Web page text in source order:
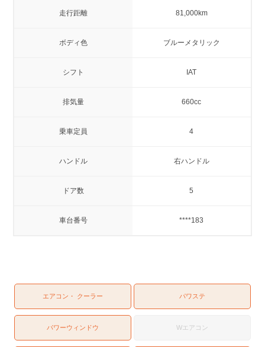
走行距離 81,000km
ボディ色 ブルーメタリック
シフト IAT
排気量 660cc
乗車定員 4
ハンドル 右ハンドル
ドア数 5
車台番号 ****183
エアコン・ クーラー パワステ
パワーウィンドウ Wエアコン